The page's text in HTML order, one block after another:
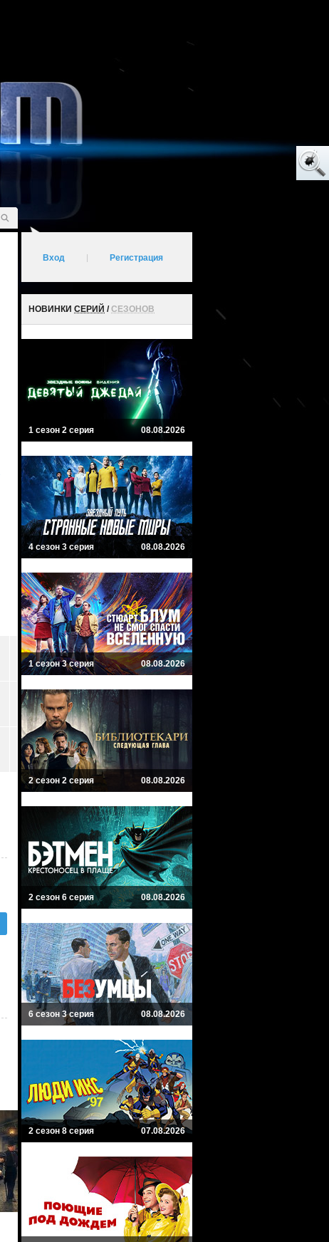
Вход Регистрация
НОВИНКИ СЕРИЙ /СЕЗОНОВ
1 сезон 2 серия 08.08.2026
4 сезон 3 серия 08.08.2026
1 сезон 3 серия 08.08.2026
2 сезон 2 серия 08.08.2026
2 сезон 6 серия 08.08.2026
6 сезон 3 серия 08.08.2026
2 сезон 8 серия 07.08.2026